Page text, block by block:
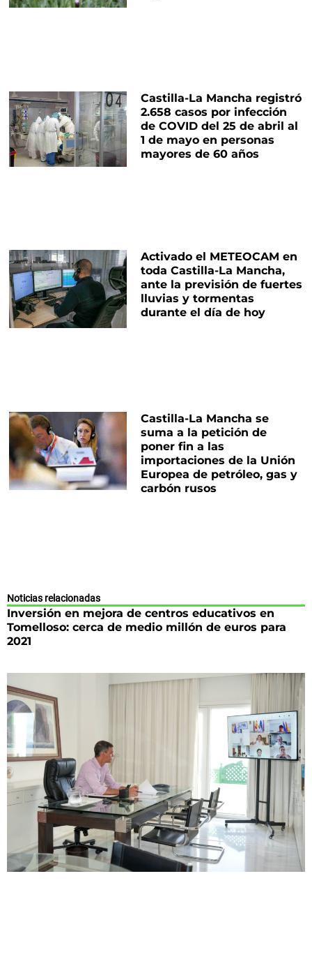
Castilla-La Mancha registró
2.658 casos por infección
de COVID del 25 de abril al
1 de mayo en personas
mayores de 60 años
Activado el METEOCAM en
toda Castilla-La Mancha,
ante la previsión de fuertes
lluvias y tormentas
durante el día de hoy
Castilla-La Mancha se
suma a la petición de
poner fin a las
importaciones de la Unión
Europea de petróleo, gas y
carbón rusos
Noticias relacionadas
Inversión en mejora de centros educativos en
Tomelloso: cerca de medio millón de euros para
2021